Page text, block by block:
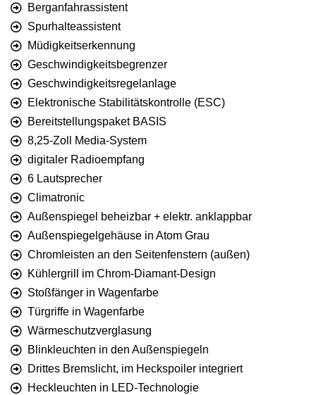
Berganfahrassistent
Spurhalteassistent
Müdigkeitserkennung
Geschwindigkeitsbegrenzer
Geschwindigkeitsregelanlage
Elektronische Stabilitätskontrolle (ESC)
Bereitstellungspaket BASIS
8,25-Zoll Media-System
digitaler Radioempfang
6 Lautsprecher
Climatronic
Außenspiegel beheizbar + elektr. anklappbar
Außenspiegelgehäuse in Atom Grau
Chromleisten an den Seitenfenstern (außen)
Kühlergrill im Chrom-Diamant-Design
Stoßfänger in Wagenfarbe
Türgriffe in Wagenfarbe
Wärmeschutzverglasung
Blinkleuchten in den Außenspiegeln
Drittes Bremslicht, im Heckspoiler integriert
Heckleuchten in LED-Technologie